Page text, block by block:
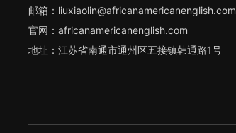
邮箱：liuxiaolin@africanamericanenglish.com
官网：africanamericanenglish.com
地址：江苏省南通市通州区五接镇韩通路1号